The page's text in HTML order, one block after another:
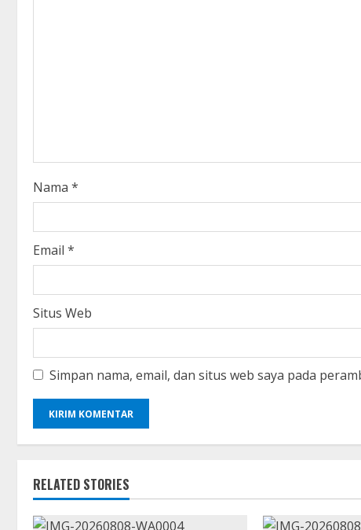
n
g
Nama *
Email *
Situs Web
Simpan nama, email, dan situs web saya pada
RELATED STORIES